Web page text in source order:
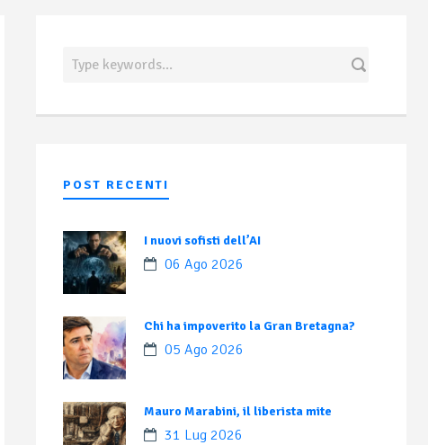
POST RECENTI
I nuovi sofisti dell’AI
06 Ago 2026
Chi ha impoverito la Gran Bretagna?
05 Ago 2026
Mauro Marabini, il liberista mite
31 Lug 2026